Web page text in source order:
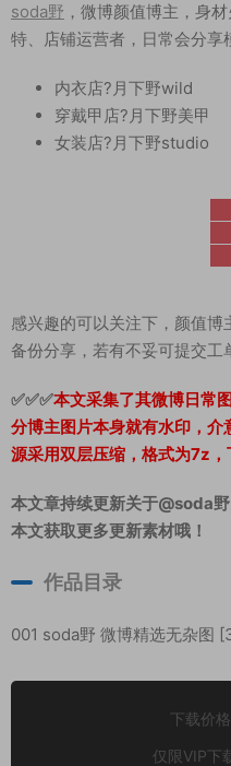
soda野 ，微博颜值博主，身
特、店铺运营者，日常会分享
内衣店?月下野wild
穿戴甲店?月下野美甲
女装店?月下野studio
感兴趣的可以关注下，颜值
备份分享，若有不妥可提交工
✅✅✅本文采集了其微博日常
分博主图片本身就有水印，
源采用双层压缩，格式为7z，
本文章持续更新关于@soda
本文获取更多更新素材哦！
作品目录
001 soda野 微博精选无杂图
下载价格
仅限VIP下